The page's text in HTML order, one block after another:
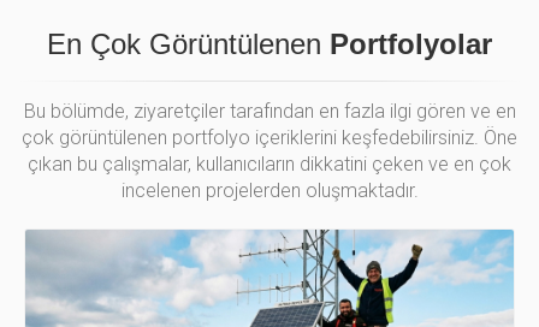
En Çok Görüntülenen Portfolyolar
Bu bölümde, ziyaretçiler tarafından en fazla ilgi gören ve en
çok görüntülenen portfolyo içeriklerini keşfedebilirsiniz. Öne
çıkan bu çalışmalar, kullanıcıların dikkatini çeken ve en çok
incelenen projelerden oluşmaktadır.